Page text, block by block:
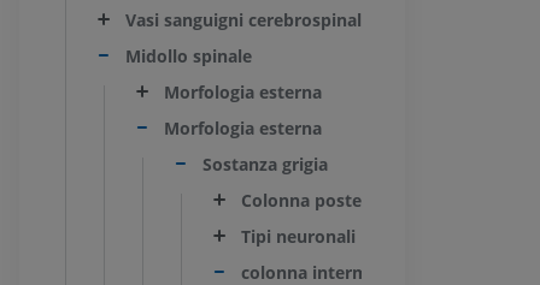
Vasi sanguigni cerebrospinali
Midollo spinale
Morfologia esterna
Morfologia esterna
Sostanza grigia
Colonna posteriore
Tipi neuronali
colonna intermediaria